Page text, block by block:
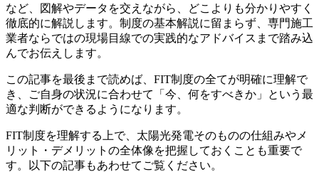
など、図解やデータを交えながら、どこよりも分かりやすく
徹底的に解説します。制度の基本解説に留まらず、専門施工
業者ならではの現場目線での実践的なアドバイスまで踏み込
んでお伝えします。
この記事を最後まで読めば、FIT制度の全てが明確に理解で
き、ご自身の状況に合わせて「今、何をすべきか」という最
適な判断ができるようになります。
FIT制度を理解する上で、太陽光発電そのものの仕組みやメ
リット・デメリットの全体像を把握しておくことも重要で
す。以下の記事もあわせてご覧ください。